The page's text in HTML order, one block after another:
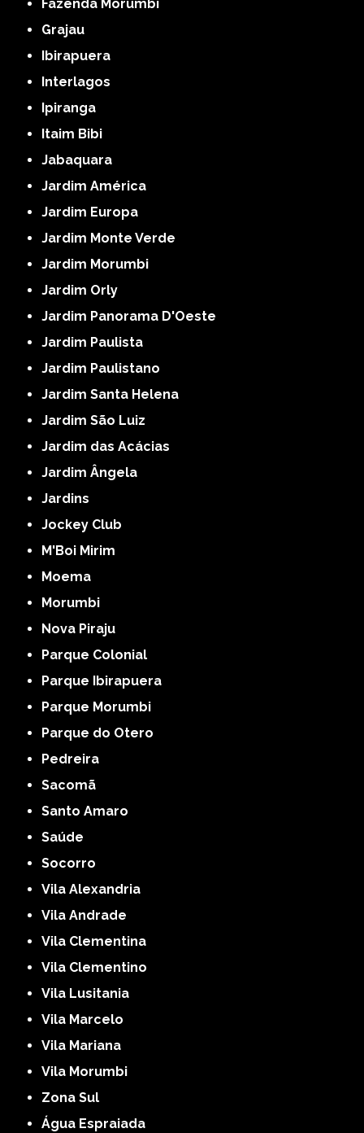
Fazenda Morumbi
Grajau
Ibirapuera
Interlagos
Ipiranga
Itaim Bibi
Jabaquara
Jardim América
Jardim Europa
Jardim Monte Verde
Jardim Morumbi
Jardim Orly
Jardim Panorama D'Oeste
Jardim Paulista
Jardim Paulistano
Jardim Santa Helena
Jardim São Luiz
Jardim das Acácias
Jardim Ângela
Jardins
Jockey Club
M'Boi Mirim
Moema
Morumbi
Nova Piraju
Parque Colonial
Parque Ibirapuera
Parque Morumbi
Parque do Otero
Pedreira
Sacomã
Santo Amaro
Saúde
Socorro
Vila Alexandria
Vila Andrade
Vila Clementina
Vila Clementino
Vila Lusitania
Vila Marcelo
Vila Mariana
Vila Morumbi
Zona Sul
Água Espraiada